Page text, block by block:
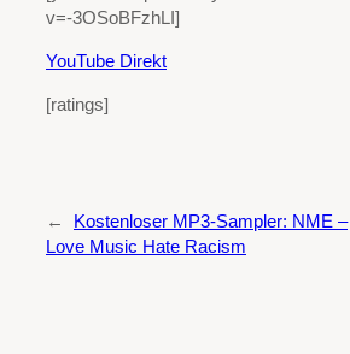
v=-3OSoBFzhLI]
YouTube Direkt
[ratings]
←
Kostenloser MP3-Sampler: NME –
Love Music Hate Racism